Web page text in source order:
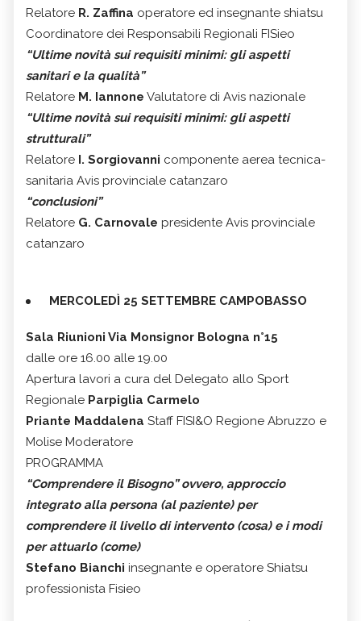
Relatore R. Zaffina operatore ed insegnante shiatsu
Coordinatore dei Responsabili Regionali FISieo
“Ultime novità sui requisiti minimi: gli aspetti
sanitari e la qualità”
Relatore M. Iannone Valutatore di Avis nazionale
“Ultime novità sui requisiti minimi: gli aspetti
strutturali”
Relatore I. Sorgiovanni componente aerea tecnica-
sanitaria Avis provinciale catanzaro
“conclusioni”
Relatore G. Carnovale presidente Avis provinciale
catanzaro
MERCOLEDÌ 25 SETTEMBRE CAMPOBASSO
Sala Riunioni Via Monsignor Bologna n°15
dalle ore 16.00 alle 19.00
Apertura lavori a cura del Delegato allo Sport
Regionale Parpiglia Carmelo
Priante Maddalena Staff FISI&O Regione Abruzzo e
Molise Moderatore
PROGRAMMA
“Comprendere il Bisogno” ovvero, approccio
integrato alla persona (al paziente) per
comprendere il livello di intervento (cosa) e i modi
per attuarlo (come)
Stefano Bianchi insegnante e operatore Shiatsu
professionista Fisieo